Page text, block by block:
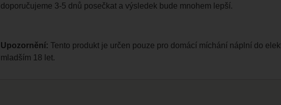
doporučujeme 3-5 dnů posečkat a výsledek bude mnohem lepší.
Upozornění: Tento produkt je určen pouze pro domácí míchání náplní do
mladším 18 let.